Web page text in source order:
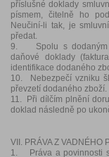
příslušné doklady
písmem, čitelně ho
Neučiní-li tak, je
předat.
9. Spolu s dodaným
daňové doklady
identifikace dodaného
10. Nebezpečí vzniku
převzetí dodaného zboží.
11. Při dílčím plnění
doklad následně po
VII. PRÁVA Z VADNÉHO
1. Práva a povinnosti